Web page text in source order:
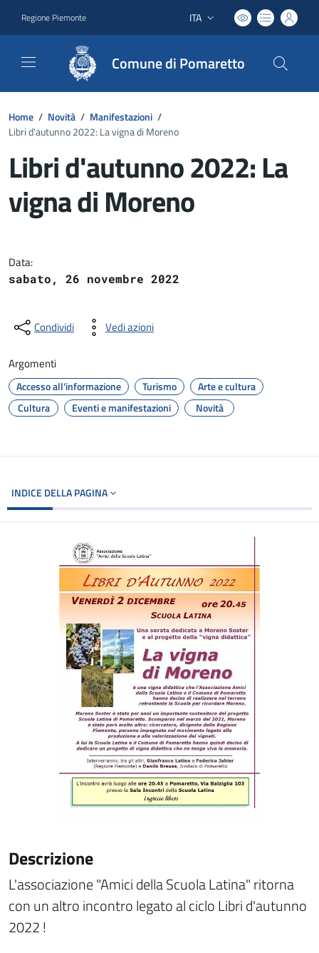
Regione Piemonte Lingua attiva:
ITA
Comune di Pomaretto
Home / Novità / Manifestazioni /
Libri d'autunno 2022: La vigna di Moreno
Libri d'autunno 2022: La
vigna di Moreno
Data:
sabato, 26 novembre 2022
Condividi Vedi azioni
Argomenti
Accesso all'informazione Turismo
Arte e cultura
Cultura
Eventi e manifestazioni Novità
INDICE DELLA PAGINA
Descrizione
L'associazione "Amici della Scuola Latina" ritorna
con un altro incontro legato al ciclo Libri d'autunno
2022 !